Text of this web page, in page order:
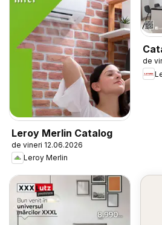
Leroy Merlin Catalog
de vineri 12.06.2026
Leroy Merlin
de